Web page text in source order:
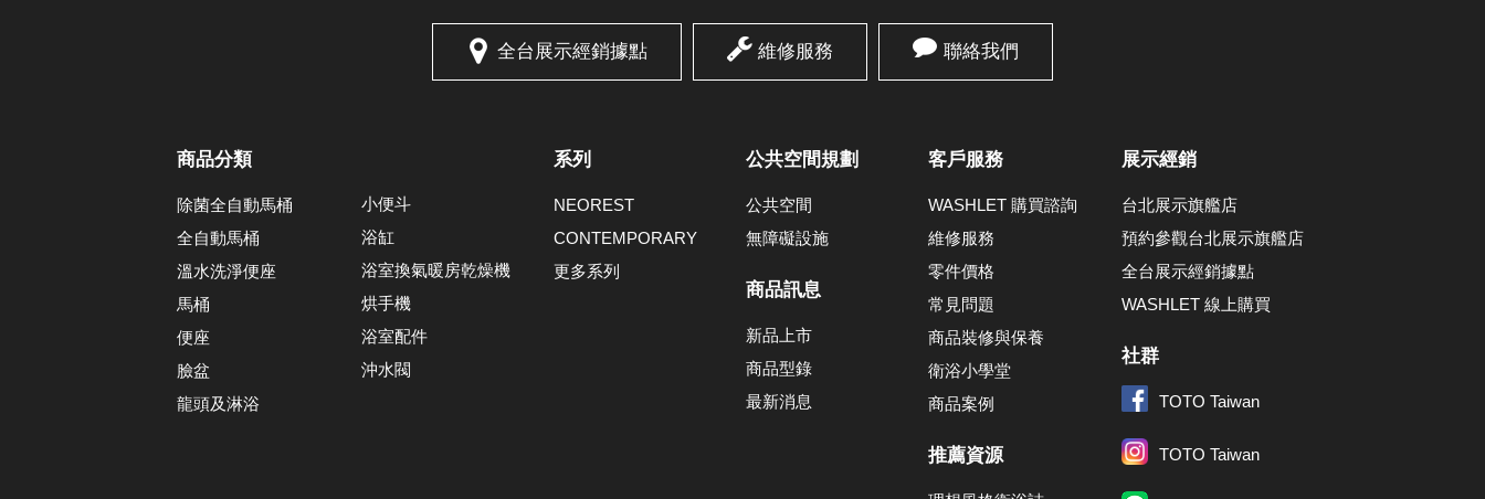
全台展示經銷據點 維修服務 聯絡我們
商品分類
除菌全自動馬桶
全自動馬桶
溫水洗淨便座
馬桶
便座
臉盆
龍頭及淋浴
小便斗
浴缸
浴室換氣暖房乾燥機
烘手機
浴室配件
沖水閥
系列
NEOREST
CONTEMPORARY
更多系列
公共空間規劃
公共空間
無障礙設施
商品訊息
新品上市
商品型錄
最新消息
客戶服務
WASHLET 購買諮詢
維修服務
零件價格
常見問題
商品裝修與保養
衛浴小學堂
商品案例
推薦資源
展示經銷
台北展示旗艦店
預約參觀台北展示旗艦店
全台展示經銷據點
WASHLET 線上購買
社群
TOTO Taiwan
TOTO Taiwan